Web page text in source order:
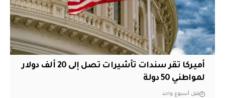
أميركا تقر سندات تأشيرات تصل إلى 20 ألف دولار
لمواطني 50 دولة
قبل أسبوع واحد